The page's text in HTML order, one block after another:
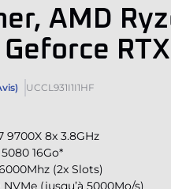
AMD
UCCL931I1I1HF
9700X 8x 3.8GHz
16Go*
(2x Slots)
(jusqu’à 5000Mo/s)